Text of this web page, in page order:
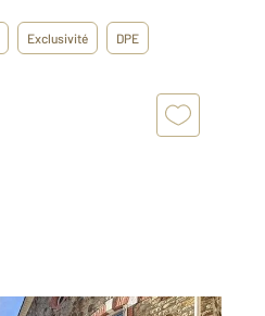
Exclusivité DPE